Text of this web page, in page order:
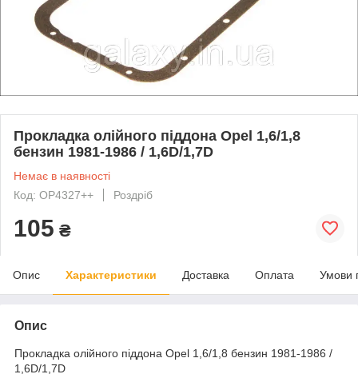
Прокладка олійного піддона Opel 1,6/1,8
бензин 1981-1986 / 1,6D/1,7D
Немає в наявності
Код: OP4327++
Роздріб
105 ₴
Опис Характеристики Доставка Оплата Умови
Опис
Прокладка олійного піддона Opel 1,6/1,8 бензин 1981-1986 /
1,6D/1,7D